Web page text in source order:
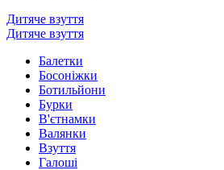
Дитяче взуття
Дитяче взуття
Балетки
Босоніжки
Ботильйони
Бурки
В'єтнамки
Валянки
Взуття
Галоші